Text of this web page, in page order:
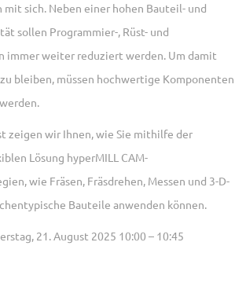
mit sich. Neben einer hohen Bauteil- und
sollen Programmier-, Rüst- und
immer weiter reduziert werden. Um damit
bleiben, müssen hochwertige Komponenten
zeigen wir Ihnen, wie Sie mithilfe der
Lösung hyperMILL CAM-
wie Fräsen, Fräsdrehen, Messen und 3-D-
Bauteile anwenden können.
21. August 2025 10:00 – 10:45